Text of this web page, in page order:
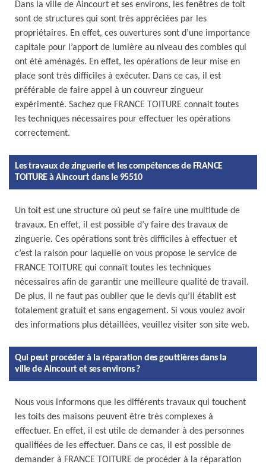
Dans la ville de Aincourt et ses environs, les fenêtres de toit
sont de structures qui sont très appréciées par les
propriétaires. En effet, ces ouvertures sont d’une importance
capitale pour l’apport de lumière au niveau des combles qui
ont été aménagés. En effet, les opérations de leur mise en
place sont très difficiles à exécuter. Dans ce cas, il est
préférable de faire appel à un couvreur zingueur
expérimenté. Sachez que FRANCE TOITURE connait toutes
les techniques nécessaires pour effectuer les opérations
correctement.
Les travaux de zinguerie et les compétences de FRANCE
TOITURE à Aincourt dans le 95510
Un toit est une structure où peut se faire une multitude de
travaux. En effet, il est possible d’y faire des travaux de
zinguerie. Ces opérations sont très difficiles à effectuer et
c’est la raison pour laquelle on vous propose le service de
FRANCE TOITURE qui connaît toutes les techniques
nécessaires afin de garantir une meilleure qualité de travail.
De plus, il ne faut pas oublier que le devis qu’il établit est
totalement gratuit et sans engagement. Si vous voulez avoir
des informations plus détaillées, veuillez visiter son site web.
Qui peut procéder à la réparation des gouttières dans la
ville de Aincourt et ses environs ?
Nous vous informons que les différents travaux qui touchent
les toits des maisons peuvent être très complexes à
effectuer. En effet, il est utile de demander à des personnes
qualifiées de les effectuer. Dans ce cas, il est possible de
demander à FRANCE TOITURE de procéder à la réparation